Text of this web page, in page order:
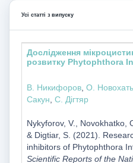
Усі статті з випуску
Дослідження
розвитку Phytophthora
В. Никифоров, О.
Сакун С. Дігтяр
Nykyforov, V., Novokhatko,
& Digtiar, S. (2021).
inhibitors of Phytophthora
Scientific Reports of the